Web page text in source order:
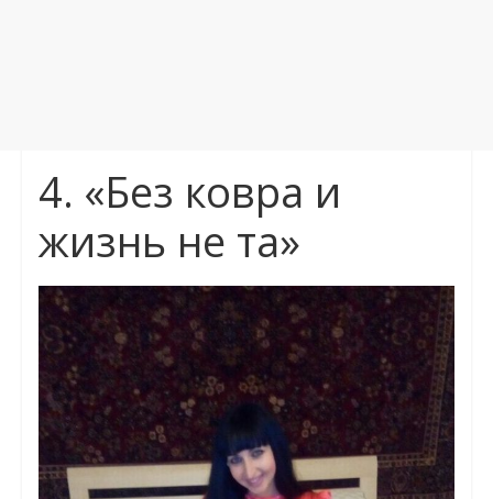
4. «Без ковра и
жизнь не та»